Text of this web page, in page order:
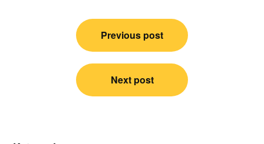
Nawigacja
Previous post
Next post